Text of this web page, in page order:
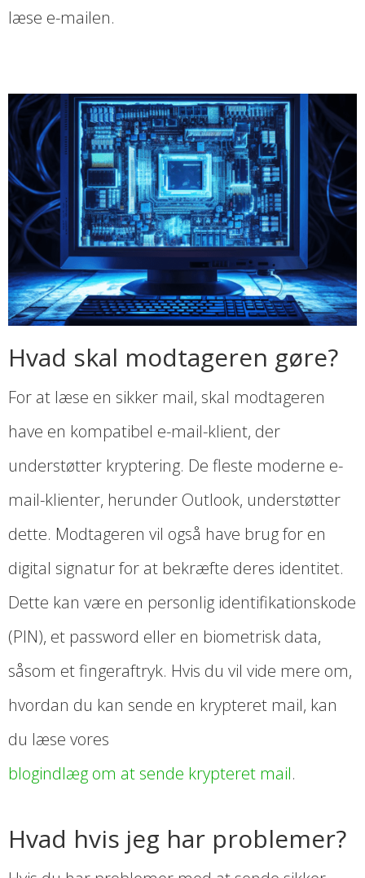
læse e-mailen.
Hvad skal modtageren gøre?
For at læse en sikker mail, skal modtageren
have en kompatibel e-mail-klient, der
understøtter kryptering. De fleste moderne e-
mail-klienter, herunder Outlook, understøtter
dette. Modtageren vil også have brug for en
digital signatur for at bekræfte deres identitet.
Dette kan være en personlig identifikationskode
(PIN), et password eller en biometrisk data,
såsom et fingeraftryk. Hvis du vil vide mere om,
hvordan du kan sende en krypteret mail, kan
du læse vores
blogindlæg om at sende krypteret mail.
Hvad hvis jeg har problemer?